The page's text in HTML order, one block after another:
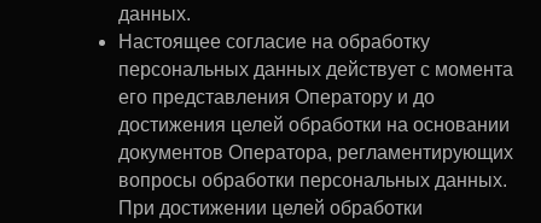
данных.
Настоящее согласие на обработку
персональных данных действует с момента
его представления Оператору и до
достижения целей обработки на основании
документов Оператора, регламентирующих
вопросы обработки персональных данных.
При достижении целей обработки